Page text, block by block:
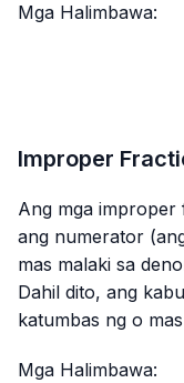
Mga Halimbawa:
Improper
Ang mga
ang numerator
mas malaki sa
Dahil dito, ang
katumbas ng o
Mga Halimbawa: